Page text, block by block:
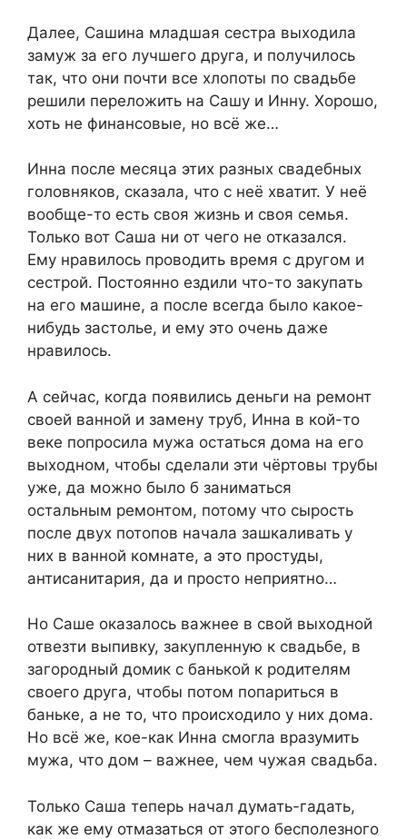
Далее, Сашина младшая сестра выходила
замуж за его лучшего друга, и получилось
так, что они почти все хлопоты по свадьбе
решили переложить на Сашу и Инну. Хорошо,
хоть не финансовые, но всё же…
Инна после месяца этих разных свадебных
головняков, сказала, что с неё хватит. У неё
вообще-то есть своя жизнь и своя семья.
Только вот Саша ни от чего не отказался.
Ему нравилось проводить время с другом и
сестрой. Постоянно ездили что-то закупать
на его машине, а после всегда было какое-
нибудь застолье, и ему это очень даже
нравилось.
А сейчас, когда появились деньги на ремонт
своей ванной и замену труб, Инна в кой-то
веке попросила мужа остаться дома на его
выходном, чтобы сделали эти чёртовы трубы
уже, да можно было б заниматься
остальным ремонтом, потому что сырость
после двух потопов начала зашкаливать у
них в ванной комнате, а это простуды,
антисанитария, да и просто неприятно…
Но Саше оказалось важнее в свой выходной
отвезти выпивку, закупленную к свадьбе, в
загородный домик с банькой к родителям
своего друга, чтобы потом попариться в
баньке, а не то, что происходило у них дома.
Но всё же, кое-как Инна смогла вразумить
мужа, что дом – важнее, чем чужая свадьба.
Только Саша теперь начал думать-гадать,
как же ему отмазаться от этого бесполезного